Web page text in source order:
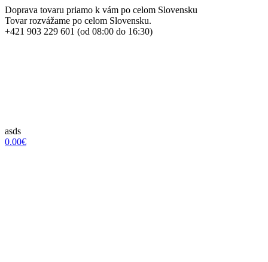
Doprava tovaru priamo k vám po celom Slovensku
Tovar rozvážame po celom Slovensku.
+421 903 229 601 (od 08:00 do 16:30)
asds
0.00€